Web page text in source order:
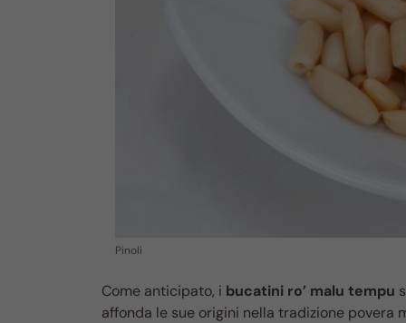
Pinoli
Come anticipato, i bucatini ro’ malu tempu
affonda le sue origini nella tradizione povera